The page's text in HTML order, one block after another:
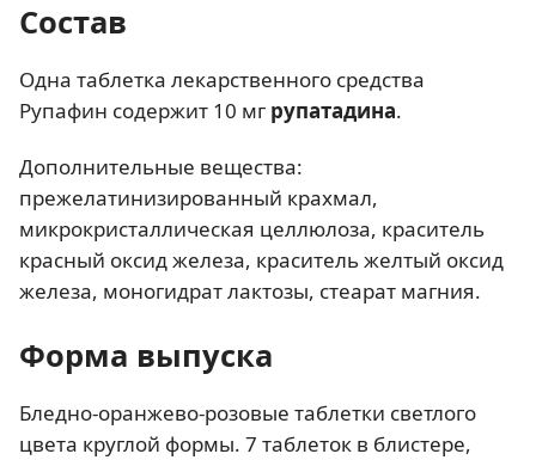
Состав
Одна таблетка лекарственного средства
Рупафин содержит 10 мг рупатадина.
Дополнительные вещества:
прежелатинизированный крахмал,
микрокристаллическая целлюлоза, краситель
красный оксид железа, краситель желтый оксид
железа, моногидрат лактозы, стеарат магния.
Форма выпуска
Бледно-оранжево-розовые таблетки светлого
цвета круглой формы. 7 таблеток в блистере,